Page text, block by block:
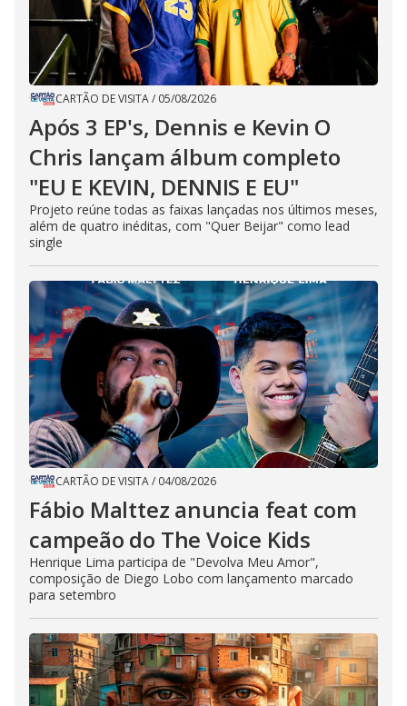
CARTÃO DE VISITA/ 05/08/2026
Após 3 EP's, Dennis e Kevin O
Chris lançam álbum completo
"EU E KEVIN, DENNIS E EU"
Projeto reúne todas as faixas lançadas nos últimos meses,
além de quatro inéditas, com "Quer Beijar" como lead
single
CARTÃO DE VISITA/ 04/08/2026
Fábio Malttez anuncia feat com
campeão do The Voice Kids
Henrique Lima participa de "Devolva Meu Amor",
composição de Diego Lobo com lançamento marcado
para setembro